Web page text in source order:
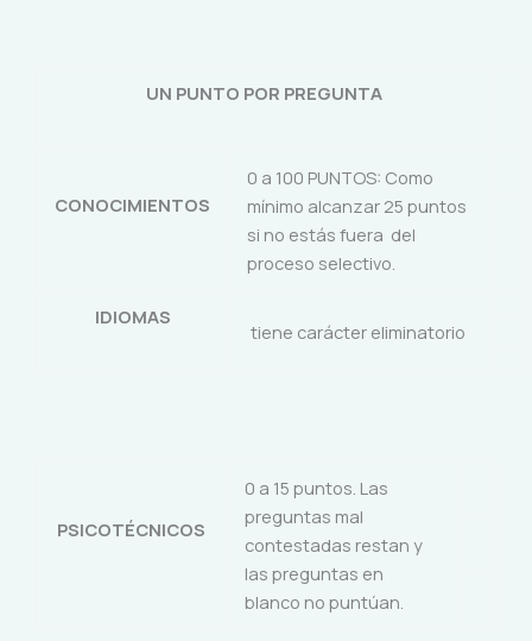
UN PUNTO POR PREGUNTA
CONOCIMIENTOS
0 a 100 PUNTOS: Como
mínimo alcanzar 25 puntos
si no estás fuera del
proceso selectivo.
IDIOMAS
tiene carácter eliminatorio
PSICOTÉCNICOS
0 a 15 puntos. Las
preguntas mal
contestadas restan y
las preguntas en
blanco no puntúan.